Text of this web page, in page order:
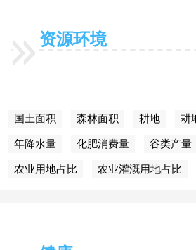
资源环境
国土面积 森林面积 耕地 耕
年降水量 化肥消费量 谷类产量
农业用地占比 农业灌溉用地占比